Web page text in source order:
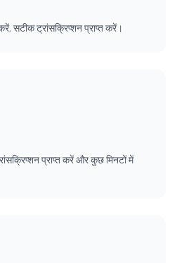
सटीक ट्रांसक्रिप्शन प्राप्त करें।
प्राप्त करें और कुछ मिनटों में